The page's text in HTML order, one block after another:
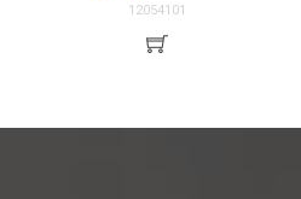
12054101